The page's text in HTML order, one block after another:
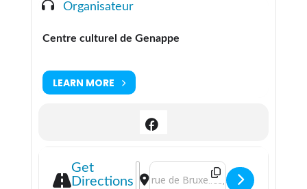
Organisateur
Centre culturel de Genappe
LEARN MORE
Get
Directions
Address - Rencontre autour du livre
Destination Address - Rencontre